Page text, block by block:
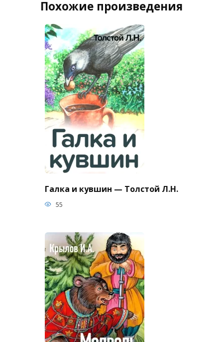
Похожие произведения
Галка и кувшин — Толстой Л.Н.
55